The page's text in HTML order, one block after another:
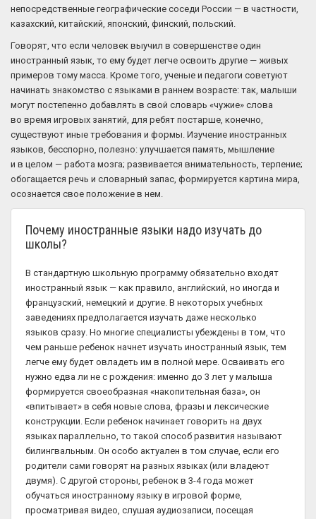
непосредственные географические соседи России — в частности,
казахский, китайский, японский, финский, польский.
Говорят, что если человек выучил в совершенстве один
иностранный язык, то ему будет легче освоить другие — живых
примеров тому масса. Кроме того, ученые и педагоги советуют
начинать знакомство с языками в раннем возрасте: так, малыши
могут постепенно добавлять в свой словарь «чужие» слова
во время игровых занятий, для ребят постарше, конечно,
существуют иные требования и формы. Изучение иностранных
языков, бесспорно, полезно: улучшается память, мышление
и в целом — работа мозга; развивается внимательность, терпение;
обогащается речь и словарный запас, формируется картина мира,
осознается свое положение в нем.
Почему иностранные языки надо изучать до
школы?
В стандартную школьную программу обязательно входят
иностранный язык — как правило, английский, но иногда и
французский, немецкий и другие. В некоторых учебных
заведениях предполагается изучать даже несколько
языков сразу. Но многие специалисты убеждены в том, что
чем раньше ребенок начнет изучать иностранный язык, тем
легче ему будет овладеть им в полной мере. Осваивать его
нужно едва ли не с рождения: именно до 3 лет у малыша
формируется своеобразная «накопительная база», он
«впитывает» в себя новые слова, фразы и лексические
конструкции. Если ребенок начинает говорить на двух
языках параллельно, то такой способ развития называют
билингвальным. Он особо актуален в том случае, если его
родители сами говорят на разных языках (или владеют
двумя). С другой стороны, ребенок в 3-4 года может
обучаться иностранному языку в игровой форме,
просматривая видео, слушая аудиозаписи, посещая